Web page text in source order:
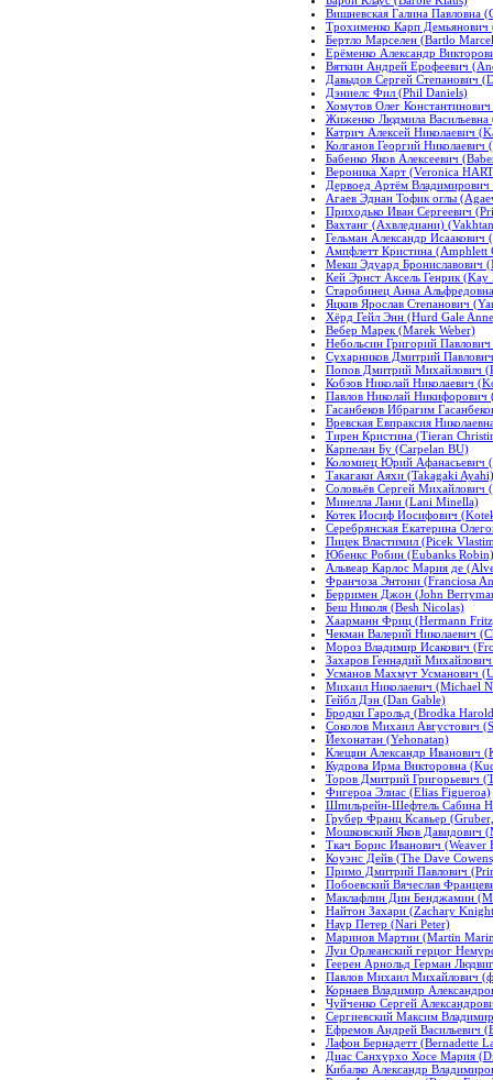
Вишневская Галина Павловна
Трохименко Карп
Бертло Марселен (Bartlo
Ерёменко Александр
Вяткин Андрей Ерофеевич
Давыдов Сергей Степанович
Дэниелс Фил (Phil Daniels)
Хомутов Олег
Жиженко Людмила
Катрич Алексей Николаевич
Колганов Георгий
Бабенко Яков Алексеевич
Вероника Харт (Veronica
Дервоед Артём
Агаев Эднан Тофик оглы
Приходько Иван Сергеевич
Вахтанг (Ахвледиани)
Гельман Александр
Ампфлетт Кристина (Amphlett
Мекш Эдуард Брониславович
Кей Эрнст Аксель Генрик
Старобинец Анна
Яцкив Ярослав Степанович
Хёрд Гейл Энн (Hurd Gale
Вебер Марек (Marek Weber)
Небольсин Григорий
Сухарников Дмитрий
Попов Дмитрий Михайлович
Кобзов Николай Николаевич
Павлов Николай
Гасанбеков Ибрагим
Вревская Евпраксия
Тирен Кристина (Tieran
Карпелан Бу (Carpelan BU)
Коломиец Юрий Афанасьевич
Такагаки Аяхи (Takagaki Ayahi)
Соловьёв Сергей
Минелла Лани (Lani Minella)
Котек Иосиф Иосифович
Серебрянская Екатерина
Пицек Властимил (Picek
Юбенкс Робин (Eubanks Robin)
Альвеар Карлос Мария де
Франчоза Энтони (Franciosa
Берримен Джон (John
Беш Николя (Besh Nicolas)
Хаарманн Фриц (Hermann
Чекман Валерий Николаевич
Мороз Владимир Исакович
Захаров Геннадий
Усманов Махмут Усманович
Михаил Николаевич (Michael
Гейбл Дэн (Dan Gable)
Бродки Гарольд (Brodka
Соколов Михаил Августович
Йехонатан (Yehonatan)
Клещин Александр Иванович
Кудрова Ирма Викторовна
Торов Дмитрий Григорьевич
Фигероа Элиас (Elias Figueroa)
Шпильрейн-Шефтель Сабина
Грубер Франц Ксавьер
Мошковский Яков Давидович
Ткач Борис Иванович (Weaver
Коуэнс Дейв (The Dave
Примо Дмитрий Павлович
Побоевский Вячеслав
Маклафлин Дин Бенджамин
Найтон Захари (Zachary
Наур Петер (Nari Peter)
Маринов Мартин (Martin
Луи Орлеанский герцог
Геерен Арнольд Герман
Павлов Михаил Михайлович
Корнаев Владимир
Чуйченко Сергей
Сергиевский Максим
Ефремов Андрей Васильевич
Лафон Бернадетт (Bernadette
Диас Санхурхо Хосе Мария
Кибалко Александр